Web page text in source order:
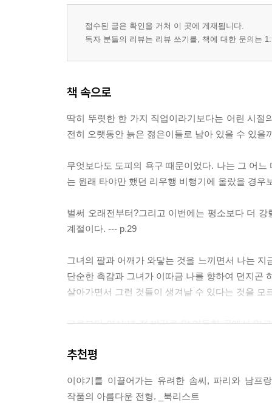
접수된 글은 확인을 거쳐 이 곳에 게재됩니다.
독자 분들의 리뷰는 리뷰 쓰기를, 책에 대한 문의는
책 속으로
딱히 뚜렷한 한 가지 직업이라기보다는 어린 시
전히 오랫동안 늙은 젊은이들로 남아 있을 수 있을
무엇보다도 도피의 욕구 때문이었다. 나는 그 어
는 원래 타야만 했던 리우행 비행기에 올랐을 경
벌써 오래전부터?그리고 이번에는 평소보다 더
계절이다. --- p.29
그녀의 팔과 어깨가 와닿는 것을 느끼면서 나는
단순한 촉감과 그녀가 이따금 나를 향하여 던지곤
살아가면서 그런 것들이 생겨날 수 있다는 것을 모
그로부터 이십 년 전 방갈로 앞 어둑한 곳에서 잉
하게만 보였던 그들의 태도가 바로 오늘 저녁 나
9월 파리에서였다. 처음으로 나는 나의 삶과 나의
추천평
이야기를 이끌어가는 유려한 솜씨, 파리와 남프
작품의 아름다운 전형. _북리스트